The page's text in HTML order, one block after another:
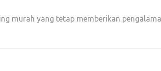
murah yang tetap memberikan